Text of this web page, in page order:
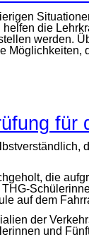
die
werden.
Möglichkeiten,
für
die
auf dem
der
und